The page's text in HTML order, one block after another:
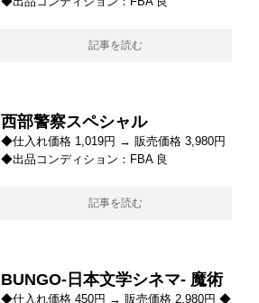
記事を読む
西部警察スペシャル
◆仕入れ価格 1,019円 → 販売価格 3,980円
◆出品コンディション：FBA 良
記事を読む
BUNGO-日本文学シネマ- 魔術
◆仕入れ価格 450円 → 販売価格 2,980円 ◆